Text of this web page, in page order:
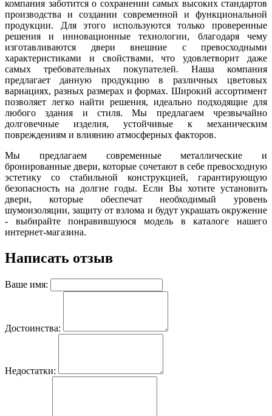
компания заботится о сохранении самых высоких стандартов
производства и создании современной и функциональной
продукции. Для этого используются только проверенные
решения и инновационные технологии, благодаря чему
изготавливаются двери внешние с превосходными
характеристиками и свойствами, что удовлетворит даже
самых требовательных покупателей. Наша компания
предлагает данную продукцию в различных цветовых
вариациях, разных размерах и формах. Широкий ассортимент
позволяет легко найти решения, идеально подходящие для
любого здания и стиля. Мы предлагаем чрезвычайно
долговечные изделия, устойчивые к механическим
повреждениям и влиянию атмосферных факторов.
Мы предлагаем современные металлические и
бронированные двери, которые сочетают в себе превосходную
эстетику со стабильной конструкцией, гарантирующую
безопасность на долгие годы. Если Вы хотите установить
двери, которые обеспечат необходимый уровень
шумоизоляции, защиту от взлома и будут украшать окружение
- выбирайте понравившуюся модель в каталоге нашего
интернет-магазина.
Написать отзыв
Ваше имя:
Достоинства:
Недостатки: